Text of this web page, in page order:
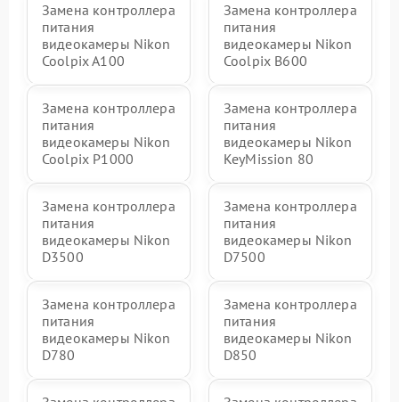
Замена контроллера
питания
видеокамеры Nikon
Coolpix A100
Замена контроллера
питания
видеокамеры Nikon
Coolpix B600
Замена контроллера
питания
видеокамеры Nikon
Coolpix P1000
Замена контроллера
питания
видеокамеры Nikon
KeyMission 80
Замена контроллера
питания
видеокамеры Nikon
D3500
Замена контроллера
питания
видеокамеры Nikon
D7500
Замена контроллера
питания
видеокамеры Nikon
D780
Замена контроллера
питания
видеокамеры Nikon
D850